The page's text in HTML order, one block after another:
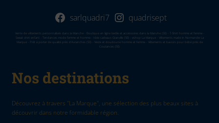
sarlquadri7 quadrisept
Vente de vêtements personnalisés dans la Manche - Boutique en ligne textile et accessoires dans la Manvhe (50) - T-Shirt homme et femme -
Sweat shirt enfant - Tendances mode femme et homme - Idée cadeaux Granville (50) - eshop La Marque - Vêtements made in Normandie La
Marque - Prêt à porter de qualité près d'Avranches (50) - Veste et doudoune homme et femme - Vêtements et bavoirs pour bébé près de
Coutances (50)
Nos destinations
Découvrez à travers "La Marque", une sélection des plus beaux sites à
découvrir dans notre formidable région.